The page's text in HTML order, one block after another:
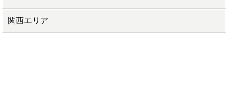
関西エリア